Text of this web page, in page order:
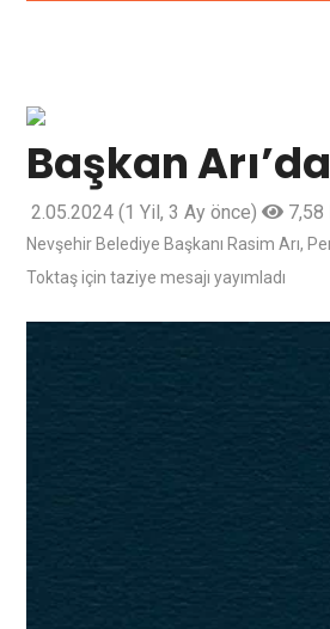
Başkan
2.05.2024 (1 Yil, 3 Ay önce) 7,58
Nevşehir Belediye Başkanı Rasim Arı,
Toktaş için taziye mesajı yayımladı